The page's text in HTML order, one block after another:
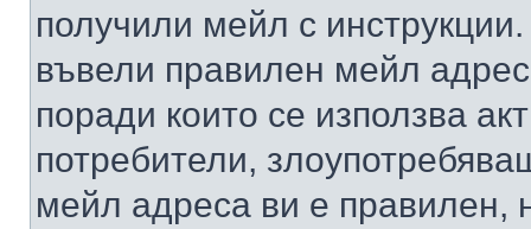
получили мейл с
въвели правилен мейл
поради които се използва
потребители,
мейл адреса ви е правилен,